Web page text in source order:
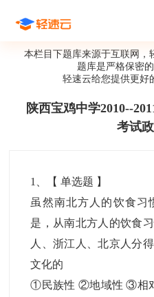
本栏目下题库来源于互联网，
题库是严格保密
轻速云给您提供更好
陕西宝鸡中学2010--
考试
1 、【单选题 】
虽然南北方人的饮食习
是，从南北方人的饮食
人、浙江人、北京人分
文化的
①民族性 ②地域性 ③相